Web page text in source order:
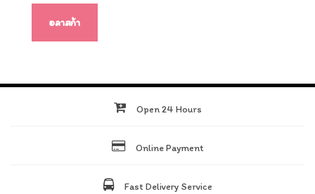
เรื่องอลาสก้า
Open 24 Hours
Online Payment
Fast Delivery Service